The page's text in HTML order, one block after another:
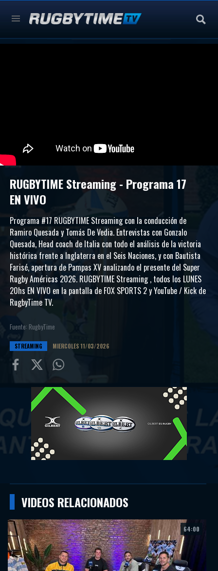
RUGBYTIME Streaming - Programa 17
EN VIVO
Programa #17 RUGBYTIME Streaming con la conducción de
Ramiro Quesada y Tomás De Vedia. Entrevistas con Gonzalo
Quesada, Head coach de Italia con todo el análisis de la victoria
histórica frente a Inglaterra en el Seis Naciones, y con Bautista
Farisé, apertura de Pampas XV analizando el presente del Super
Rugby Américas 2026. RUGBYTIME Streaming , todos los LUNES
20hs EN VIVO en la pantalla de FOX SPORTS 2 y YouTube / Kick de
RugbyTime TV.
Fuente: RugbyTime
STREAMING MIERCOLES 11/03/2026
Facebook
Compartir
en
Twitter
Compartiur
en
Wathsapp
VIDEOS RELACIONADOS
64:00